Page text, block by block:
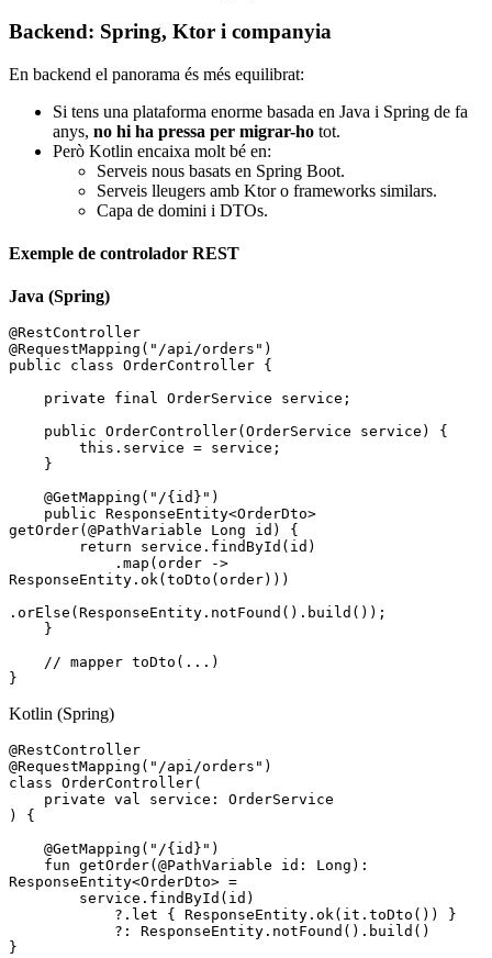
Backend: Spring, Ktor i companyia
En backend el panorama és més equilibrat:
Si tens una plataforma enorme basada en Java i Spring de fa
anys, no hi ha pressa per migrar-ho tot.
Però Kotlin encaixa molt bé en:
Serveis nous basats en Spring Boot.
Serveis lleugers amb Ktor o frameworks similars.
Capa de domini i DTOs.
Exemple de controlador REST
Java (Spring)
@RestController
@RequestMapping ( "/api/orders" )
public class OrderController {
    private
final OrderService service;
    public
OrderController( OrderService service) {
        this
. service = service;
    }
    @
GetMapping ( "/{id}" )
    public
ResponseEntity<OrderDto
getOrder(@PathVariable Long id) {
        return
service . findById (id)
            .
map (order
->
ResponseEntity . ok( toDto(order) ))
. orElse ( ResponseEntity . notFound () . build ());
    }
    // mapper toDto(...)
}
Kotlin (Spring)
@RestController
@RequestMapping ( "/api/orders" )
class OrderController(
    private
val service: OrderService
) {
    @GetMapping
( "/{id}" )
    fun
getOrder( @PathVariable id: Long
ResponseEntity<OrderDto> =
        service.
findById (id)
            ?.
let { ResponseEntity. ok(it. toDto ()) }
            ?: ResponseEntity.
notFound (). build ()
}